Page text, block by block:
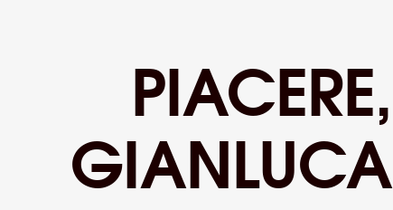
PIACERE,
GIANLUCA